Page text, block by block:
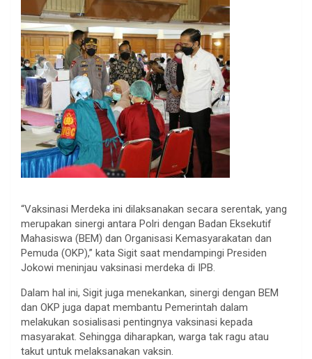
“Vaksinasi Merdeka ini dilaksanakan secara serentak, yang
merupakan sinergi antara Polri dengan Badan Eksekutif
Mahasiswa (BEM) dan Organisasi Kemasyarakatan dan
Pemuda (OKP),” kata Sigit saat mendampingi Presiden
Jokowi meninjau vaksinasi merdeka di IPB.
Dalam hal ini, Sigit juga menekankan, sinergi dengan BEM
dan OKP juga dapat membantu Pemerintah dalam
melakukan sosialisasi pentingnya vaksinasi kepada
masyarakat. Sehingga diharapkan, warga tak ragu atau
takut untuk melaksanakan vaksin.